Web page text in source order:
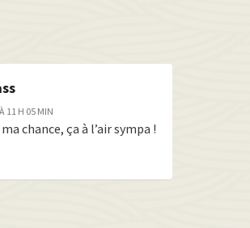
11 H 05 MIN
chance, ça à l’air sympa !